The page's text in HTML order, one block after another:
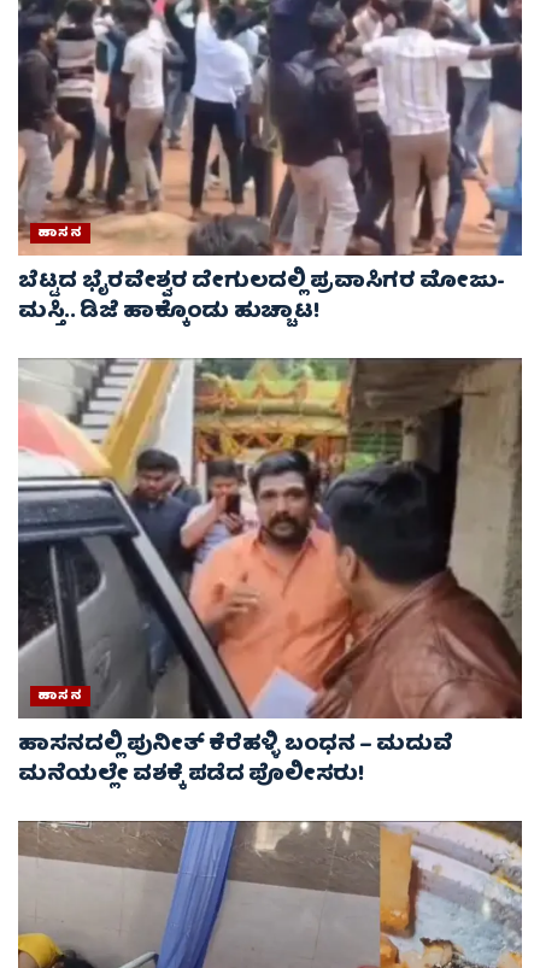
ಹಾಸನ
ಬೆಟ್ಟದ ಭೈರವೇಶ್ವರ ದೇಗುಲದಲ್ಲಿ ಪ್ರವಾಸಿಗರ ಮೋಜು-
ಮಸ್ತಿ.. ಡಿಜೆ ಹಾಕ್ಕೊಂಡು ಹುಚ್ಚಾಟ!
ಹಾಸನ
ಹಾಸನದಲ್ಲಿ ಪುನೀತ್ ಕೆರೆಹಳ್ಳಿ ಬಂಧನ – ಮದುವೆ
ಮನೆಯಲ್ಲೇ ವಶಕ್ಕೆ ಪಡೆದ ಪೊಲೀಸರು!